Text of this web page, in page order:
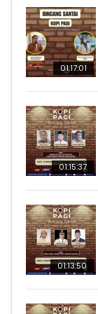
01:17:01
01:15:37
01:13:50